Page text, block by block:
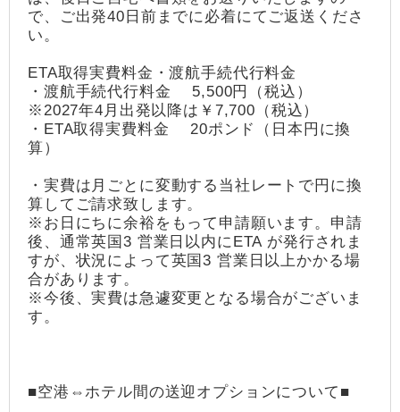
で、ご出発40日前までに必着にてご返送くださ
い。
ETA取得実費料金・渡航手続代行料金
・渡航手続代行料金 5,500円（税込）
※2027年4月出発以降は￥7,700（税込）
・ETA取得実費料金 20ポンド（日本円に換
算）
・実費は月ごとに変動する当社レートで円に換
算してご請求致します。
※お日にちに余裕をもって申請願います。申請
後、通常英国3 営業日以内にETA が発行されま
すが、状況によって英国3 営業日以上かかる場
合があります。
※今後、実費は急遽変更となる場合がございま
す。
■空港⇔ホテル間の送迎オプションについて■